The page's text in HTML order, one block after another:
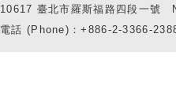
10617 臺北市羅斯福路四段一
電話 (Phone)：+886-2-3366-